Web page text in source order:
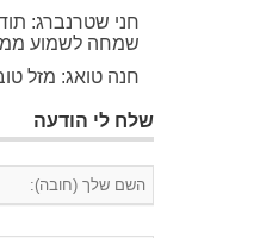
חני שטרנברג:
שמחה לשמוע
חנה טואג: מזל
שלח לי הודעה